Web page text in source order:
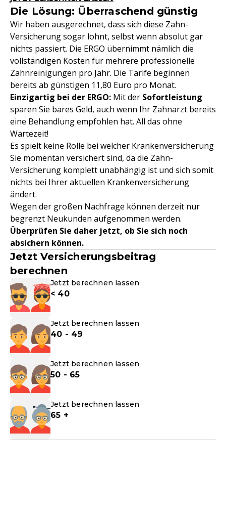
Die Lösung: Überraschend günstig
Wir haben ausgerechnet, dass sich diese Zahn-
Versicherung sogar lohnt, selbst wenn absolut gar
nichts passiert. Die ERGO übernimmt nämlich die
vollständigen Kosten für mehrere professionelle
Zahnreinigungen pro Jahr. Die Tarife beginnen
bereits ab günstigen 11,80 Euro pro Monat.
Einzigartig bei der ERGO: Mit der Sofortleistung
sparen Sie bares Geld, auch wenn Ihr Zahnarzt bereits
eine Behandlung empfohlen hat. All das ohne
Wartezeit!
Es spielt keine Rolle bei welcher Krankenversicherung
Sie momentan versichert sind, da die Zahn-
Versicherung komplett unabhängig ist und sich somit
nichts bei Ihrer aktuellen Krankenversicherung
ändert.
Wegen der großen Nachfrage können derzeit nur
begrenzt Neukunden aufgenommen werden.
Überprüfen Sie daher jetzt, ob Sie sich noch
absichern können.
Jetzt Versicherungsbeitrag
berechnen
Jetzt berechnen lassen
< 40
Jetzt berechnen lassen
40 - 49
Jetzt berechnen lassen
50 - 65
Jetzt berechnen lassen
65 +